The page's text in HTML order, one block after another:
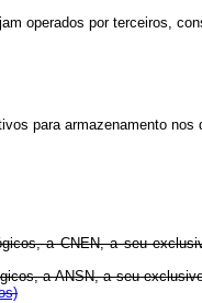
operados por terceiros,
para armazenamento
a CNEN, a seu
a ANSN, a seu